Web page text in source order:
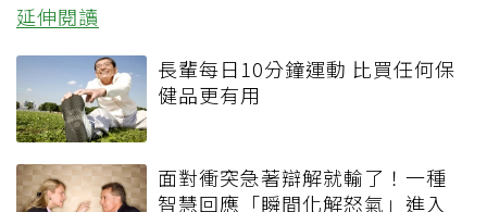
延伸閱讀
長輩每日10分鐘運動 比買任何保
健品更有用
面對衝突急著辯解就輸了！一種
智慧回應「瞬間化解怒氣」進入